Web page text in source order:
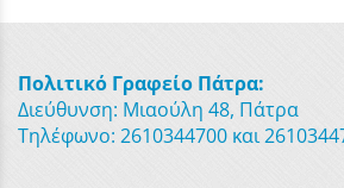
Πολιτικό Γραφείο Πάτρα:
Διεύθυνση: Μιαούλη 48, Πάτρα
Τηλέφωνο: 2610344700 και